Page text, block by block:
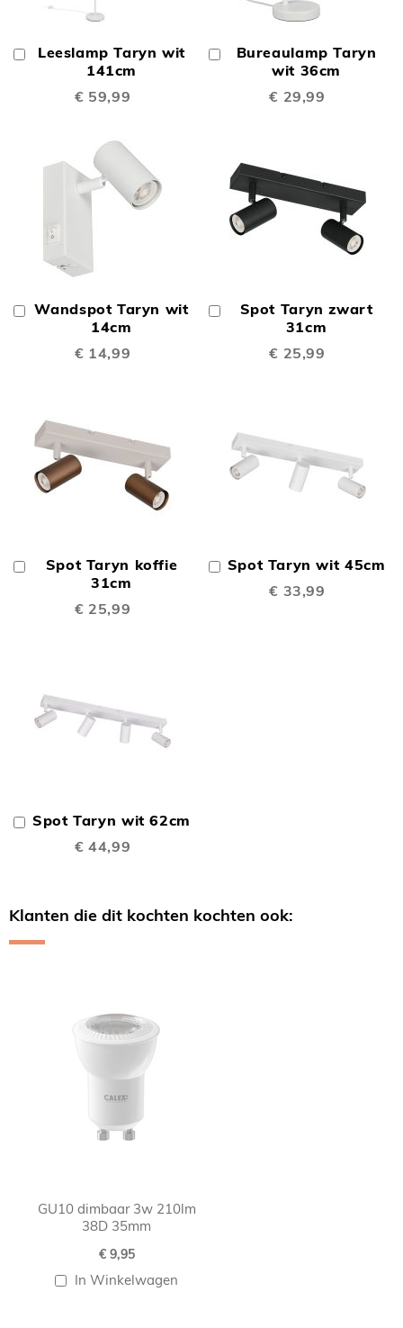
Leeslamp Taryn wit
141cm
€ 59,99
In
Winkelwagen
Bureaulamp Taryn
wit 36cm
€ 29,99
Winkelwagen
Wandspot Taryn wit
14cm
€ 14,99
In
Winkelwagen
Spot Taryn zwart
31cm
€ 25,99
Winkelwagen
Spot Taryn koffie
31cm
€ 25,99
Winkelwagen
Spot Taryn wit 45cm
€ 33,99
In
Winkelwagen
Spot Taryn wit 62cm
€ 44,99
In
Winkelwagen
Klanten die dit kochten kochten ook:
GU10 dimbaar 3w 210lm
38D 35mm
€ 9,95
In Winkelwagen